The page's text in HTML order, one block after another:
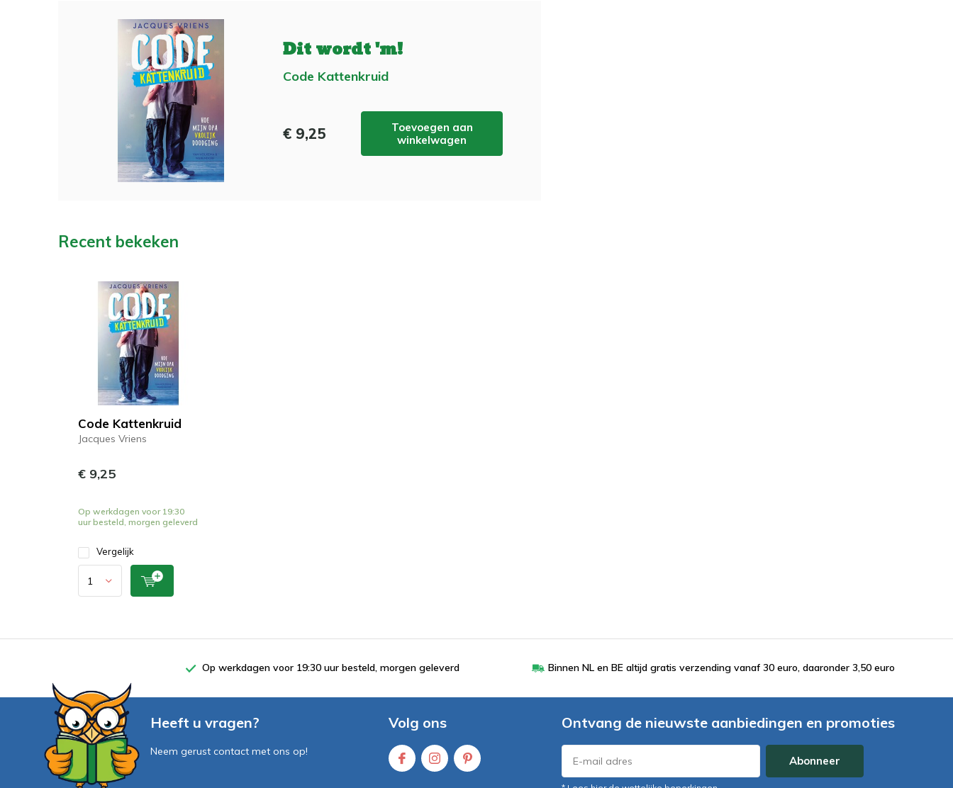
Dit wordt 'm!
Code Kattenkruid
€ 9,25
Toevoegen aan
winkelwagen
Recent bekeken
Code Kattenkruid
Jacques Vriens
€ 9,25
Op werkdagen voor 19:30
uur besteld, morgen geleverd
Vergelijk
Op werkdagen voor 19:30 uur besteld, morgen geleverd Binnen NL en BE altijd gratis verzending vanaf 30 euro, daaronder 3,50 euro
Heeft u vragen?
Neem gerust contact met ons op!
Volg ons Ontvang de nieuwste aanbiedingen en promoties
Abonneer